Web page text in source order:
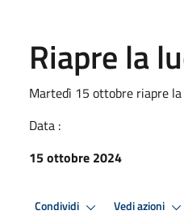
Riapre la
Martedì 15 ottobre riapre
Data :
15 ottobre 2024
Condividi Vedi azioni